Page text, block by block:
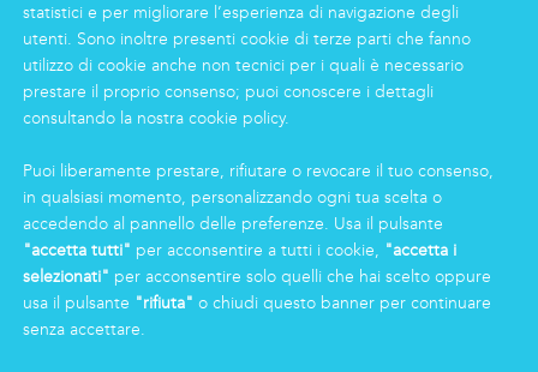
INFORMAZIONI
Gruppo
Certificazioni
News
Markas Family
Press
AREA RISERVATA
statistici e per migliorare l’esperienza di navigazione degli
utenti. Sono inoltre presenti cookie di terze parti che fanno
utilizzo di cookie anche non tecnici per i quali è necessario
prestare il proprio consenso; puoi conoscere i dettagli
consultando la nostra cookie policy.
Puoi liberamente prestare, rifiutare o revocare il tuo consenso,
in qualsiasi momento, personalizzando ogni tua scelta o
accedendo al pannello delle preferenze. Usa il pulsante
"accetta tutti" per acconsentire a tutti i cookie, "accetta i
selezionati" per acconsentire solo quelli che hai scelto oppure
usa il pulsante "rifiuta" o chiudi questo banner per continuare
senza accettare.